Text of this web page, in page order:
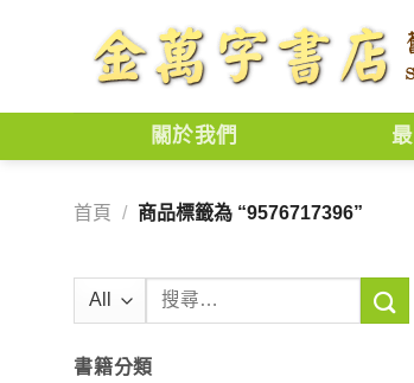
關於我們
首頁 / 商品標籤為 “9576717396”
搜
鍵
書籍分類